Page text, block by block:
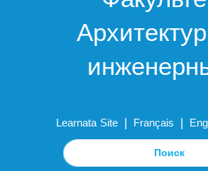
Learnata Site | Français |